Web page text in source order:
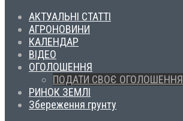
АКТУАЛЬНІ СТАТТІ
АГРОНОВИНИ
КАЛЕНДАР
ВІДЕО
ОГОЛОШЕННЯ
ПОДАТИ СВОЄ ОГОЛОШЕННЯ
РИНОК ЗЕМЛІ
Збереження грунту